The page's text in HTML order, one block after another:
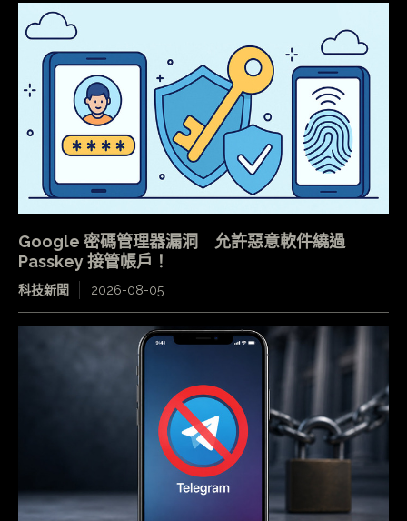
Google 密碼管理器漏洞 允許惡意軟件繞過
Passkey 接管帳戶！
科技新聞 2026-08-05